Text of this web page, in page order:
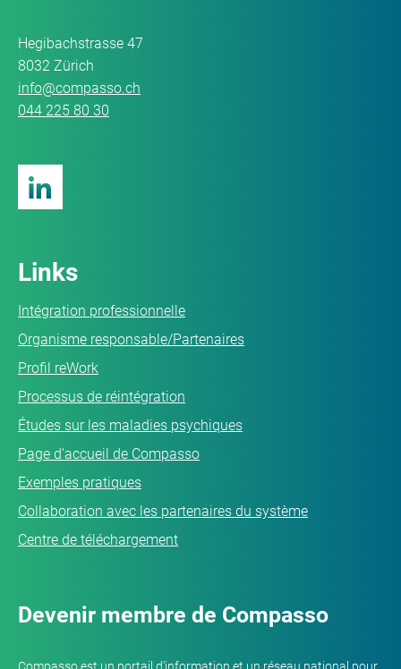
Hegibachstrasse 47
8032 Zürich
info@compasso.ch
044 225 80 30
Links
Intégration professionnelle
Organisme responsable/Partenaires
Profil reWork
Processus de réintégration
Études sur les maladies psychiques
Page d'accueil de Compasso
Exemples pratiques
Collaboration avec les partenaires du système
Centre de téléchargement
Devenir membre de Compasso
Compasso est un portail d'information et un réseau national pour